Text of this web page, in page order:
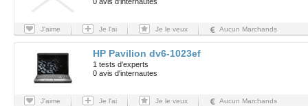
J'aime Je l'ai Je le veux Aucun Marchands
HP Pavilion dv6-1023ef
1 tests d’experts
0 avis d'internautes
J'aime Je l'ai Je le veux Aucun Marchands